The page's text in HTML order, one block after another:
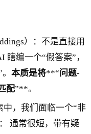
）：不是直接用
瞎编一个“假答案”，
。本质是将**“问题-
配”**。
，我们面临一个“非
通常很短，带有疑